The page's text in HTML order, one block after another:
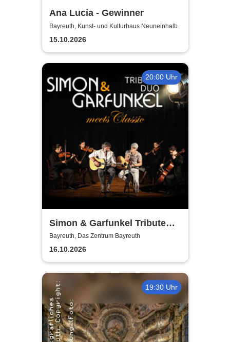
Ana Lucía - Gewinner
Bayreuth, Kunst- und Kulturhaus Neuneinhalb
15.10.2026
20:00 Uhr
Simon & Garfunkel Tribute
meets Classic - Duo
Graceland
Bayreuth, Das Zentrum Bayreuth
16.10.2026
19:30 Uhr